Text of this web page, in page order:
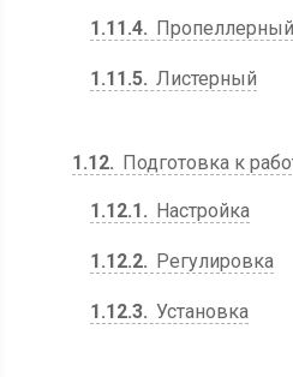
1.11.4 Пропеллерный
1.11.5 Листерный
1.12 Подготовка к
1.12.1 Настройка
1.12.2 Регулировка
1.12.3 Установка